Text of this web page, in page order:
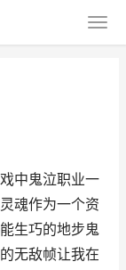
中鬼泣职业一
魂作为一个资
生巧的地步鬼
无敌帧让我在